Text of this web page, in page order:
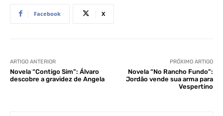
Facebook X
ARTIGO ANTERIOR
Novela “Contigo Sim”: Álvaro
descobre a gravidez de Angela
PRÓXIMO ARTIGO
Novela “No Rancho Fundo”:
Jordão vende sua arma para
Vespertino